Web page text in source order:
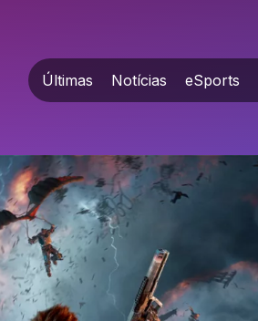
Últimas Notícias eSports